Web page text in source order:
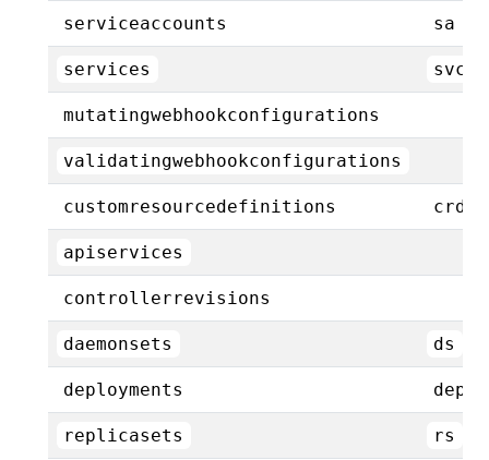
serviceaccounts sa
services svc
mutatingwebhookconfigurations
validatingwebhookconfigurations
customresourcedefinitions
apiservices
controllerrevisions
daemonsets ds
deployments
replicasets rs